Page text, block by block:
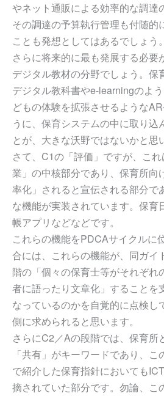
やネット通販による効率的な調達
その調達の予算執行管理も付随的
ことも発想としてはあるでしょう。
さらに将来的に最も発展する必要
デジタル教材の分野でしょう。保
デジタル教科書やe-learningのよ
どもの体験を拡張させるような
うに、保育システムの中に取り込
とが、大きな沃野ではないかと思
さて、C1の「評価」ですが、こ
業」の中核部分であり、保育所向
率化」されると宣伝される部分で
な機能が実装されています。保育
帳アプリなどなどです。
これらの機能をPDCAサイクルに
合には、これらの機能が、同ガイ
階の「個々の保育士等がそれぞれ
者に語ったり文章化」することを
なっているのかを自覚的に点検し
側に求められると思います。
さらにC2／Aの段階では、保育所
「共有」がキーワードであり、
で紹介した保育指針においても
摘されていた部分です。勿論、こ